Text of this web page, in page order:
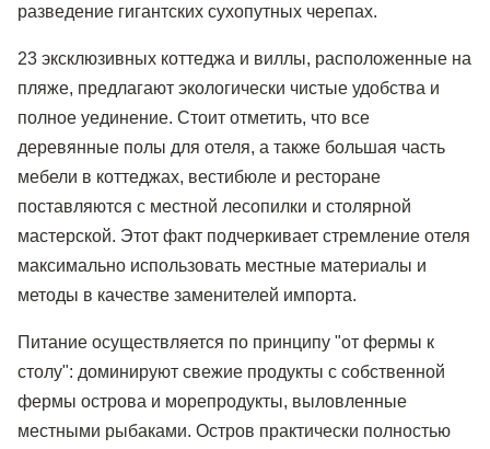
разведение гигантских сухопутных черепах.
23 эксклюзивных коттеджа и виллы, расположенные на
пляже, предлагают экологически чистые удобства и
полное уединение. Стоит отметить, что все
деревянные полы для отеля, а также большая часть
мебели в коттеджах, вестибюле и ресторане
поставляются с местной лесопилки и столярной
мастерской. Этот факт подчеркивает стремление отеля
максимально использовать местные материалы и
методы в качестве заменителей импорта.
Питание осуществляется по принципу "от фермы к
столу": доминируют свежие продукты с собственной
фермы острова и морепродукты, выловленные
местными рыбаками. Остров практически полностью